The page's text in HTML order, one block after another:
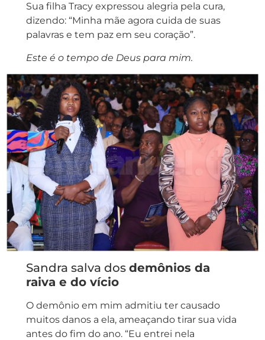
Sua filha Tracy expressou alegria pela cura,
dizendo: “Minha mãe agora cuida de suas
palavras e tem paz em seu coração”.
Este é o tempo de Deus para mim.
Sandra salva dosdemônios da
raiva e do vício
O demônio em mim admitiu ter causado
muitos danos a ela, ameaçando tirar sua vida
antes do fim do ano. “Eu entrei nela